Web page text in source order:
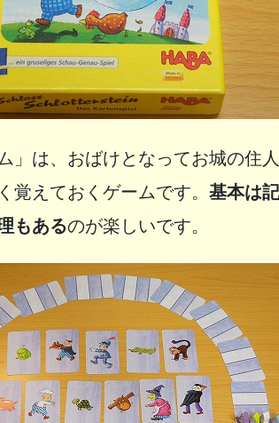
」は、おばけとなってお城の住
えておくゲームです。 基本は
もあるのが楽しいです。